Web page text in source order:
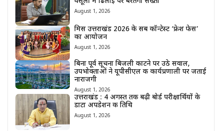
August 1, 2026
मिस उत्तराखंड 2026 के सब कॉन्टेस्ट ‘फ्रेश फेस’
का आयोजन
August 1, 2026
बिना पूर्व सूचना बिजली काटने पर उठे सवाल,
उपभोक्ताओं ने यूपीसीएल की कार्यप्रणाली पर जताई
नाराजगी
August 1, 2026
उत्तराखंड : 4 अगस्त तक बढ़ी बोर्ड परीक्षार्थियों के
डाटा अपडेशन की तिथि
August 1, 2026